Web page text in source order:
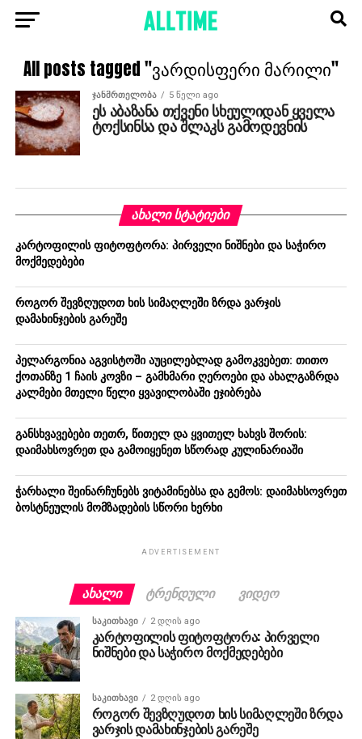
All posts tagged "ვარდისფერი მარილი"
ᲯᲐᲜᲛᲠᲗᲔᲚᲝᲑᲐ 5 წელი ago
ეს აბაზანა თქვენი სხეულიდან ყველა
ტოქსინსა და შლაკს გამოდევნის
ᲐᲮᲐᲚᲘ ᲡᲢᲐᲢᲘᲔᲑᲘ
კარტოფილის ფიტოფტორა: პირველი ნიშნები და საჭირო
მოქმედებები
როგორ შევზღუდოთ ხის სიმაღლეში ზრდა ვარჯის
დამახინჯების გარეშე
პელარგონია აგვისტოში აუცილებლად გამოკვებეთ: თითო
ქოთანზე 1 ჩაის კოვზი – გამხმარი ღეროები და ახალგაზრდა
კალმები მთელი წელი ყვავილობაში ეჯიბრება
განსხვავებები თეთრ, წითელ და ყვითელ ხახვს შორის:
დაიმახსოვრეთ და გამოიყენეთ სწორად კულინარიაში
ჭარხალი შეინარჩუნებს ვიტამინებსა და გემოს: დაიმახსოვრეთ
ბოსტნეულის მომზადების სწორი ხერხი
ADVERTISEMENT
ᲐᲮᲐᲚᲘ ᲢᲠᲔᲜᲓᲣᲚᲘ ᲕᲘᲓᲔᲝ
ᲡᲐᲙᲘᲗᲮᲐᲕᲘ 2 დღის ago
კარტოფილის ფიტოფტორა: პირველი
ნიშნები და საჭირო მოქმედებები
ᲡᲐᲙᲘᲗᲮᲐᲕᲘ 2 დღის ago
როგორ შევზღუდოთ ხის სიმაღლეში ზრდა
ვარჯის დამახინჯების გარეშე